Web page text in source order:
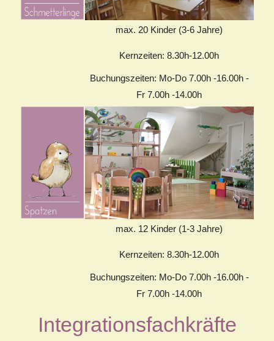
max. 20 Kinder (3-6 Jahre)
Kernzeiten: 8.30h-12.00h
Buchungszeiten: Mo-Do 7.00h -16.00h -
Fr 7.00h -14.00h
max. 12 Kinder (1-3 Jahre)
Kernzeiten: 8.30h-12.00h
Buchungszeiten: Mo-Do 7.00h -16.00h -
Fr 7.00h -14.00h
Integrationsfachkräfte